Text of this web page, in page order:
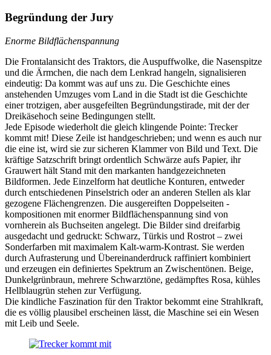
Begründung der Jury
Enorme Bildflächenspannung
Die Frontalansicht des Traktors, die Auspuffwolke, die Nasenspitze
und die Ärmchen, die nach dem Lenkrad hangeln, signalisieren
eindeutig: Da kommt was auf uns zu. Die Geschichte eines
anstehenden Umzuges vom Land in die Stadt ist die Geschichte
einer trotzigen, aber ausgefeilten Begründungstirade, mit der der
Dreikäsehoch seine Bedingungen stellt.
Jede Episode wiederholt die gleich klingende Pointe: Trecker
kommt mit! Diese Zeile ist handgeschrieben; und wenn es auch nur
die eine ist, wird sie zur sicheren Klammer von Bild und Text. Die
kräftige Satzschrift bringt ordentlich Schwärze aufs Papier, ihr
Grauwert hält Stand mit den markanten handgezeichneten
Bildformen. Jede Einzelform hat deutliche Konturen, entweder
durch entschiedenen Pinselstrich oder an anderen Stellen als klar
gezogene Flächengrenzen. Die ausgereiften Doppelseiten -
kompositionen mit enormer Bildflächenspannung sind von
vornherein als Buchseiten angelegt. Die Bilder sind dreifarbig
ausgedacht und gedruckt: Schwarz, Türkis und Rostrot – zwei
Sonderfarben mit maximalem Kalt-warm-Kontrast. Sie werden
durch Aufrasterung und Übereinanderdruck raffiniert kombiniert
und erzeugen ein definiertes Spektrum an Zwischentönen. Beige,
Dunkelgrünbraun, mehrere Schwarztöne, gedämpftes Rosa, kühles
Hellblaugrün stehen zur Verfügung.
Die kindliche Faszination für den Traktor bekommt eine Strahlkraft,
die es völlig plausibel erscheinen lässt, die Maschine sei ein Wesen
mit Leib und Seele.